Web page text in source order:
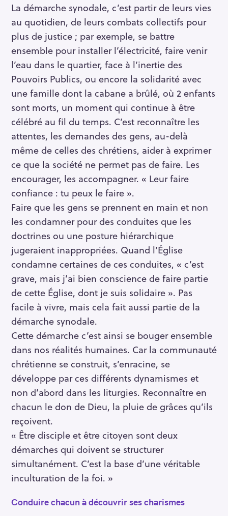
La démarche synodale, c’est partir de leurs vies
au quotidien, de leurs combats collectifs pour
plus de justice ; par exemple, se battre
ensemble pour installer l’électricité, faire venir
l’eau dans le quartier, face à l’inertie des
Pouvoirs Publics, ou encore la solidarité avec
une famille dont la cabane a brûlé, où 2 enfants
sont morts, un moment qui continue à être
célébré au fil du temps. C’est reconnaître les
attentes, les demandes des gens, au-delà
même de celles des chrétiens, aider à exprimer
ce que la société ne permet pas de faire. Les
encourager, les accompagner. « Leur faire
confiance : tu peux le faire ».
Faire que les gens se prennent en main et non
les condamner pour des conduites que les
doctrines ou une posture hiérarchique
jugeraient inappropriées. Quand l’Église
condamne certaines de ces conduites, « c’est
grave, mais j’ai bien conscience de faire partie
de cette Église, dont je suis solidaire ». Pas
facile à vivre, mais cela fait aussi partie de la
démarche synodale.
Cette démarche c’est ainsi se bouger ensemble
dans nos réalités humaines. Car la communauté
chrétienne se construit, s’enracine, se
développe par ces différents dynamismes et
non d’abord dans les liturgies. Reconnaître en
chacun le don de Dieu, la pluie de grâces qu’ils
reçoivent.
« Être disciple et être citoyen sont deux
démarches qui doivent se structurer
simultanément. C’est la base d’une véritable
inculturation de la foi. »
Conduire chacun à découvrir ses charismes